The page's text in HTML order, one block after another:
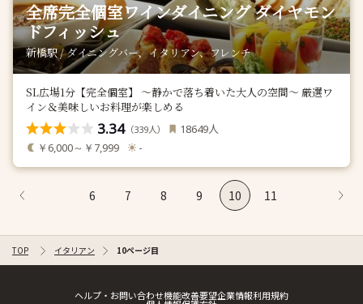
全席完全個室ワインダイニング ダイヤモン
ドフィッシュ
新橋駅 / ダイニングバー、イタリアン、フレンチ
SL広場1分【完全個室】 ～静かで落ち着いた大人の空間～ 厳選ワ
イン＆美味しいお料理が楽しめる
3.34（339人） 18649人
￥6,000～￥7,999 -
6 7 8 9 10 11
TOP イタリアン 10ページ目
ヘルプ・お問い合わせ機能改善要望企業情報利用規約